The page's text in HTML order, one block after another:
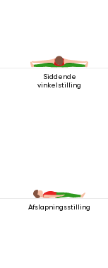
Siddende
vinkelstilling
Afslapningsstilling